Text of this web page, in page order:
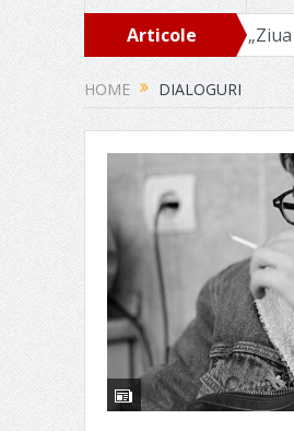
Articole
recente
nevoie „Ziua Z” – un
HOME DIALOGURI